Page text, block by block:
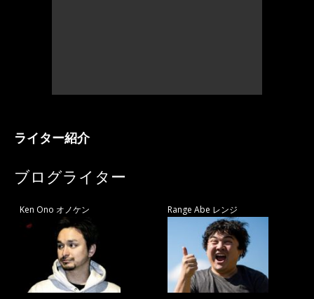
ライター紹介
ブログライター
Ken Ono オノケン Range Abe レンジ